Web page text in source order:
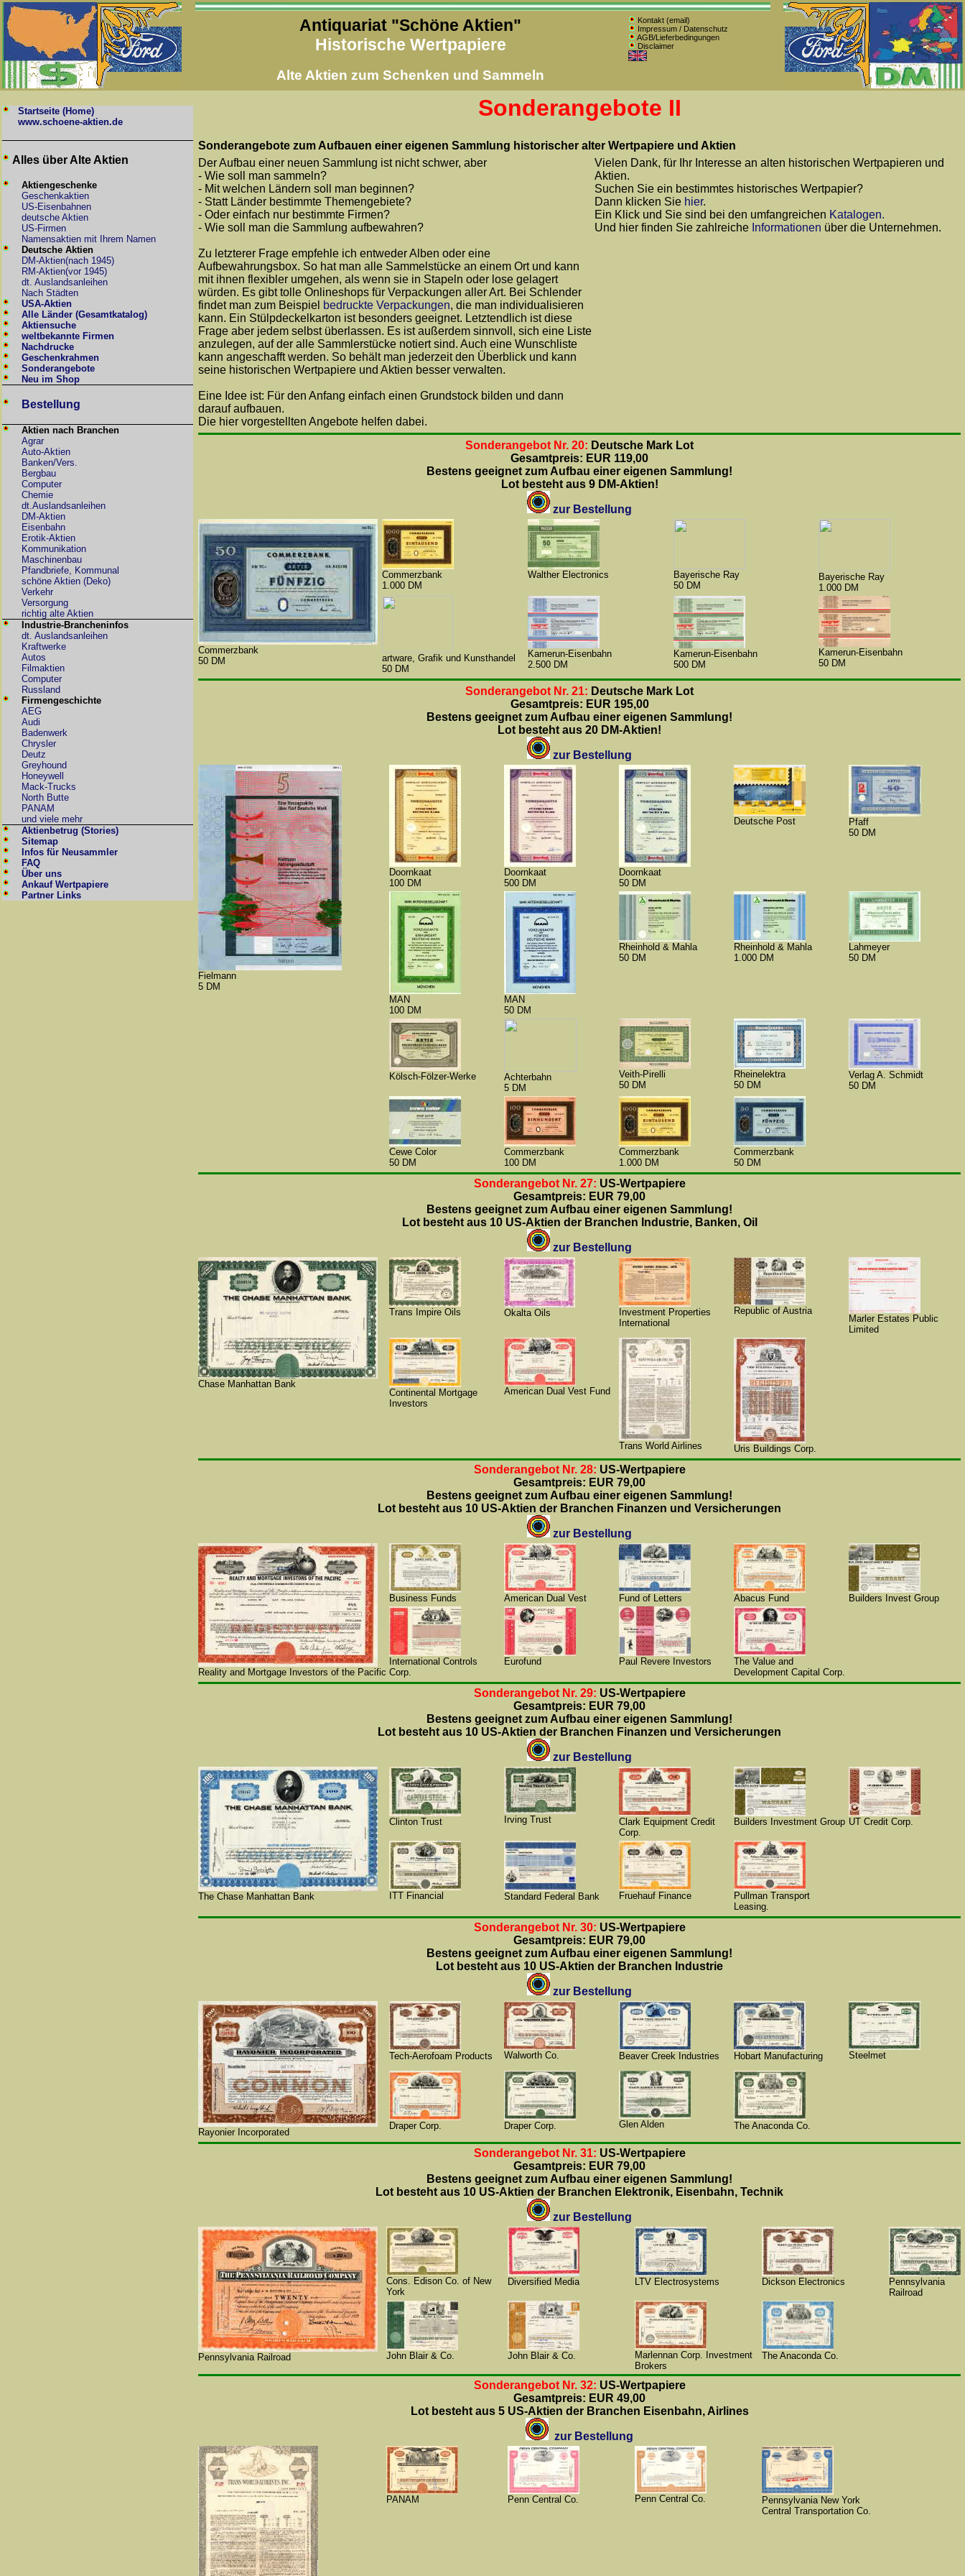
Antiquariat "Schöne Aktien"
Historische Wertpapiere
Kontakt (email)
Impressum / Datenschutz
AGB/Lieferbedingungen
Disclaimer
Alte Aktien zum Schenken und Sammeln
Startseite (Home)
www.schoene-aktien.de
Alles über Alte Aktien
Aktiengeschenke
Geschenkaktien
US-Eisenbahnen
deutsche Aktien
US-Firmen
Namensaktien mit Ihrem Namen
Deutsche Aktien
DM-Aktien(nach 1945)
RM-Aktien(vor 1945)
dt. Auslandsanleihen
Nach Städten
USA-Aktien
Alle Länder (Gesamtkatalog)
Aktiensuche
weltbekannte Firmen
Nachdrucke
Geschenkrahmen
Sonderangebote
Neu im Shop
Bestellung
Aktien nach Branchen
Agrar
Auto-Aktien
Banken/Vers.
Bergbau
Computer
Chemie
dt.Auslandsanleihen
DM-Aktien
Eisenbahn
Erotik-Aktien
Kommunikation
Maschinenbau
Pfandbriefe, Kommunal
schöne Aktien (Deko)
Verkehr
Versorgung
richtig alte Aktien
Industrie-Brancheninfos
dt. Auslandsanleihen
Kraftwerke
Autos
Filmaktien
Computer
Russland
Firmengeschichte
AEG
Audi
Badenwerk
Chrysler
Deutz
Greyhound
Honeywell
Mack-Trucks
North Butte
PANAM
und viele mehr
Aktienbetrug (Stories)
Sitemap
Infos für Neusammler
FAQ
Über uns
Ankauf Wertpapiere
Partner Links
Sonderangebote II
Sonderangebote zum Aufbauen einer eigenen Sammlung historischer alter Wertpapiere und Aktien
Der Aufbau einer neuen Sammlung ist nicht schwer, aber
- Wie soll man sammeln?
- Mit welchen Ländern soll man beginnen?
- Statt Länder bestimmte Themengebiete?
- Oder einfach nur bestimmte Firmen?
- Wie soll man die Sammlung aufbewahren?
Zu letzterer Frage empfehle ich entweder Alben oder eine
Aufbewahrungsbox. So hat man alle Sammelstücke an einem Ort und kann
mit ihnen flexibler umgehen, als wenn sie in Stapeln oder lose gelagert
würden. Es gibt tolle Onlineshops für Verpackungen aller Art. Bei Schlender
findet man zum Beispiel bedruckte Verpackungen, die man individualisieren
kann. Ein Stülpdeckelkarton ist besonders geeignet. Letztendlich ist diese
Frage aber jedem selbst überlassen. Es ist außerdem sinnvoll, sich eine Liste
anzulegen, auf der alle Sammlerstücke notiert sind. Auch eine Wunschliste
kann angeschafft werden. So behält man jederzeit den Überblick und kann
seine historischen Wertpapiere und Aktien besser verwalten.
Eine Idee ist: Für den Anfang einfach einen Grundstock bilden und dann
darauf aufbauen.
Die hier vorgestellten Angebote helfen dabei.
Vielen Dank, für Ihr Interesse an alten historischen Wertpapieren und
Aktien.
Suchen Sie ein bestimmtes historisches Wertpapier?
Dann klicken Sie hier.
Ein Klick und Sie sind bei den umfangreichen Katalogen.
Und hier finden Sie zahlreiche Informationen über die Unternehmen.
Sonderangebot Nr. 20: Deutsche Mark Lot
Gesamtpreis: EUR 119,00
Bestens geeignet zum Aufbau einer eigenen Sammlung!
Lot besteht aus 9 DM-Aktien!
zur Bestellung
Commerzbank
50 DM
Commerzbank
1.000 DM
Walther Electronics
Bayerische Ray
50 DM
Bayerische Ray
1.000 DM
artware, Grafik und Kunsthandel
50 DM
Kamerun-Eisenbahn
2.500 DM
Kamerun-Eisenbahn
500 DM
Kamerun-Eisenbahn
50 DM
Sonderangebot Nr. 21: Deutsche Mark Lot
Gesamtpreis: EUR 195,00
Bestens geeignet zum Aufbau einer eigenen Sammlung!
Lot besteht aus 20 DM-Aktien!
zur Bestellung
Fielmann
5 DM
Doornkaat
100 DM
Doornkaat
500 DM
Doornkaat
50 DM
Deutsche Post
Pfaff
50 DM
MAN
100 DM
MAN
50 DM
Rheinhold & Mahla
50 DM
Rheinhold & Mahla
1.000 DM
Lahmeyer
50 DM
Kölsch-Fölzer-Werke
Achterbahn
5 DM
Veith-Pirelli
50 DM
Rheinelektra
50 DM
Verlag A. Schmidt
50 DM
Cewe Color
50 DM
Commerzbank
100 DM
Commerzbank
1.000 DM
Commerzbank
50 DM
Sonderangebot Nr. 27: US-Wertpapiere
Gesamtpreis: EUR 79,00
Bestens geeignet zum Aufbau einer eigenen Sammlung!
Lot besteht aus 10 US-Aktien der Branchen Industrie, Banken, Oil
zur Bestellung
Chase Manhattan Bank
Trans Impire Oils Okalta Oils
Investment Properties
International
Republic of Austria
Marler Estates Public
Limited
Continental Mortgage
Investors
American Dual Vest Fund
Trans World Airlines Uris Buildings Corp.
Sonderangebot Nr. 28: US-Wertpapiere
Gesamtpreis: EUR 79,00
Bestens geeignet zum Aufbau einer eigenen Sammlung!
Lot besteht aus 10 US-Aktien der Branchen Finanzen und Versicherungen
zur Bestellung
Reality and Mortgage Investors of the Pacific
Business Funds American Dual Vest Fund of Letters Abacus Fund Builders Invest Group
International Controls
Corp.
Eurofund Paul Revere Investors
The Value and
Development Capital Corp.
Sonderangebot Nr. 29: US-Wertpapiere
Gesamtpreis: EUR 79,00
Bestens geeignet zum Aufbau einer eigenen Sammlung!
Lot besteht aus 10 US-Aktien der Branchen Finanzen und Versicherungen
zur Bestellung
The Chase Manhattan Bank
Clinton Trust Irving Trust
Clark Equipment Credit
Corp.
Builders Investment Group UT Credit Corp.
ITT Financial Standard Federal Bank Fruehauf Finance
Pullman Transport
Leasing.
Sonderangebot Nr. 30: US-Wertpapiere
Gesamtpreis: EUR 79,00
Bestens geeignet zum Aufbau einer eigenen Sammlung!
Lot besteht aus 10 US-Aktien der Branchen Industrie
zur Bestellung
Rayonier Incorporated
Tech-Aerofoam Products Walworth Co. Beaver Creek Industries Hobart Manufacturing Steelmet
Draper Corp. Draper Corp. Glen Alden The Anaconda Co.
Sonderangebot Nr. 31: US-Wertpapiere
Gesamtpreis: EUR 79,00
Bestens geeignet zum Aufbau einer eigenen Sammlung!
Lot besteht aus 10 US-Aktien der Branchen Elektronik, Eisenbahn, Technik
zur Bestellung
Pennsylvania Railroad
Cons. Edison Co. of New
York
Diversified Media LTV Electrosystems Dickson Electronics
Pennsylvania
Railroad
John Blair & Co. John Blair & Co.
Marlennan Corp. Investment
Brokers
The Anaconda Co.
Sonderangebot Nr. 32: US-Wertpapiere
Gesamtpreis: EUR 49,00
Lot besteht aus 5 US-Aktien der Branchen Eisenbahn, Airlines
zur Bestellung
PANAM Penn Central Co. Penn Central Co.
Pennsylvania New York
Central Transportation Co.